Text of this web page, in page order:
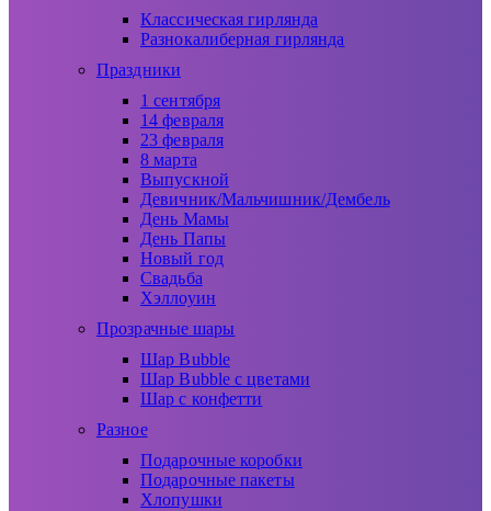
Классическая гирлянда
Разнокалиберная гирлянда
Праздники
1 сентября
14 февраля
23 февраля
8 марта
Выпускной
Девичник/Мальчишник/Дембель
День Мамы
День Папы
Новый год
Свадьба
Хэллоуин
Прозрачные шары
Шар Bubble
Шар Bubble с цветами
Шар с конфетти
Разное
Подарочные коробки
Подарочные пакеты
Хлопушки